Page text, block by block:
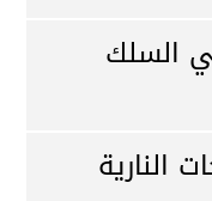
السلك
النارية